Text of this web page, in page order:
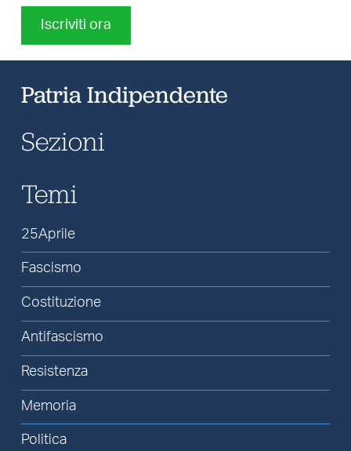
Iscriviti ora
Patria Indipendente
Sezioni
Temi
25Aprile
Fascismo
Costituzione
Antifascismo
Resistenza
Memoria
Politica